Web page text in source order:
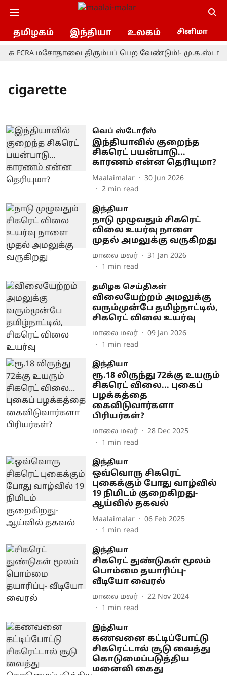
தமிழகம் இந்தியா உலகம் சினிமா
FCRA மசோதாவை திரும்பப் பெற வேண்டும்!-
cigarette
வெப் ஸ்டோரீஸ்
இந்தியாவில் குறைந்த
சிகரெட் பயன்பாடு...
காரணம் என்ன தெரியுமா?
Maalaimalar
30 Jun 2026
2 min read
இந்தியா
நாடு முழுவதும் சிகரெட்
விலை உயர்வு நாளை
முதல் அமலுக்கு வருகிறது
மாலை மலர்
31 Jan 2026
1 min read
தமிழக செய்திகள்
விலையேற்றம் அமலுக்கு
வரும்முன்பே தமிழ்நாட்டில்,
சிகரெட் விலை உயர்வு
மாலை மலர்
09 Jan 2026
1 min read
இந்தியா
ரூ.18 லிருந்து 72க்கு உயரும்
சிகரெட் விலை... புகைப்
பழக்கத்தை
கைவிடுவார்களா
பிரியர்கள்?
மாலை மலர்
28 Dec 2025
1 min read
இந்தியா
ஒவ்வொரு சிகரெட்
புகைக்கும் போது வாழ்வில்
19 நிமிடம் குறைகிறது-
ஆய்வில் தகவல்
Maalaimalar
06 Feb 2025
1 min read
இந்தியா
சிகரெட் துண்டுகள் மூலம்
பொம்மை தயாரிப்பு-
வீடியோ வைரல்
மாலை மலர்
22 Nov 2024
1 min read
இந்தியா
கணவனை கட்டிப்போட்டு
சிகரெட்டால் சூடு வைத்து
கொடுமைப்படுத்திய
மனைவி கைது